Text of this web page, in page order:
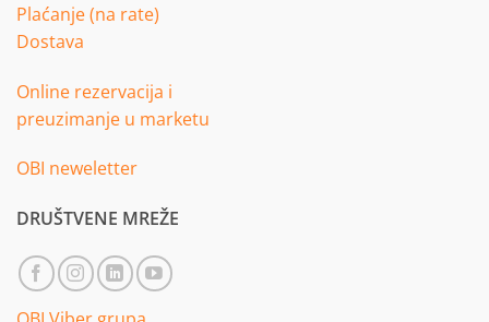
Plaćanje (na rate)
Dostava
Online rezervacija i
preuzimanje u marketu
OBI neweletter
DRUŠTVENE MREŽE